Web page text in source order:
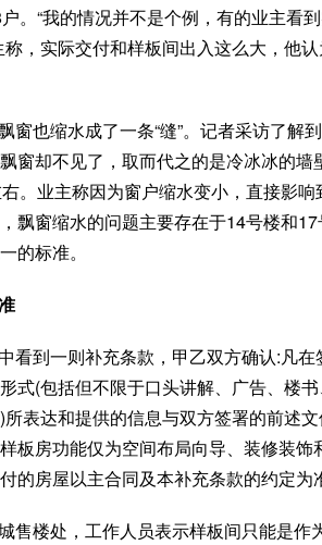
。“我的情况并不是个例，有的业主看
，实际交付和样板间出入这么大，他
窗也缩水成了一条“缝”。记者采访了解
窗却不见了，取而代之的是冷冰冰的墙
。业主称因为窗户缩水变小，直接影
飘窗缩水的问题主要存在于14号楼和
的标准。
看到一则补充条款，甲乙双方确认:凡
式(包括但不限于口头讲解、广告、楼
表达和提供的信息与双方签署的前述
板房功能仅为空间布局向导、装修装饰
的房屋以主合同及本补充条款的约定为
售楼处，工作人员表示样板间只能是作